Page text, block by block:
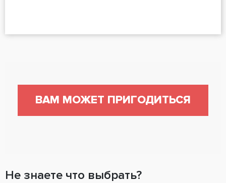
ВАМ МОЖЕТ ПРИГОДИТЬСЯ
Не знаете что выбрать?